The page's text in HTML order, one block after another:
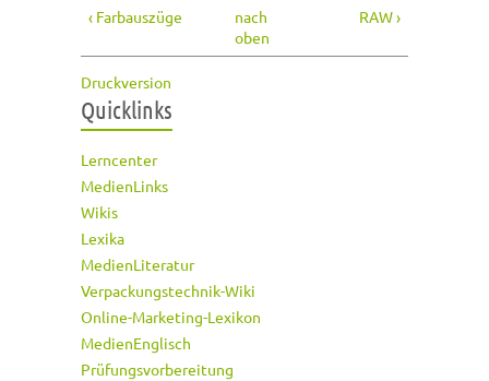
‹ Farbauszüge
nach
oben
RAW ›
Druckversion
Quicklinks
Lerncenter
MedienLinks
Wikis
Lexika
MedienLiteratur
Verpackungstechnik-Wiki
Online-Marketing-Lexikon
MedienEnglisch
Prüfungsvorbereitung